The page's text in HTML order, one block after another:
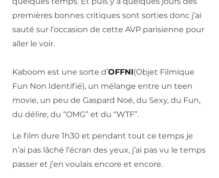
premières bonnes critiques sont sorties donc j’ai
sauté sur l’occasion de cette AVP parisienne pour
aller le voir.
Kaboom est une sorte d’OFFNI(Objet Filmique
Fun Non Identifié), un mélange entre un teen
movie, un peu de Gaspard Noé, du Sexy, du Fun,
du délire, du “OMG” et du “WTF”.
Le film dure 1h30 et pendant tout ce temps je
n’ai pas lâché l’écran des yeux, j’ai pas vu le temps
passer et j’en voulais encore et encore.